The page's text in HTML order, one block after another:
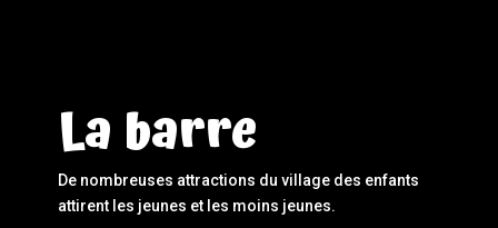
La barre
De nombreuses attractions du village des enfants
attirent les jeunes et les moins jeunes.